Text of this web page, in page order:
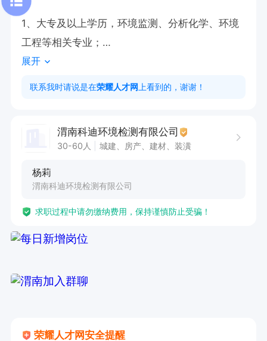
1、大专及以上学历，环境监测、分析化学、环境
工程等相关专业；
2、熟悉环保检测流程，掌握常用分析方法及常用
分析仪器，经过培训后能够熟练操作大型分析仪器
4、能够准确及时完成负责实验的分析、数据处
5、工作细心，稳重踏实，有良好的工作责任心；
展开
联系我时请说是在荣耀人才网 上看到的，谢谢！
渭南科迪环境检测有限公司
30-60人 城建、房产、建材、装潢
杨莉
渭南科迪环境检测有限公司
求职过程中请勿缴纳费用，保持谨慎防止受骗！
荣耀人才网安全提醒